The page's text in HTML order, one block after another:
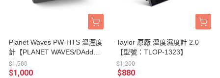
Planet Waves PW-HTS 溫溼度
計【PLANET WAVES/DAddari
o】
$1,500
$1,000
Taylor 原廠 溫度濕度計 2.0
【型號：TLOP-1323】
$1,200
$880